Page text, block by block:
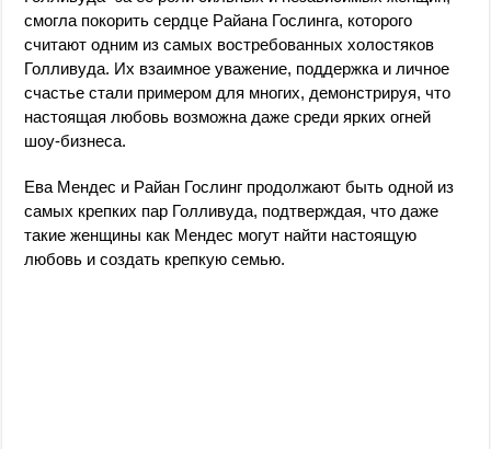
смогла покорить сердце Райана Гослинга, которого
считают одним из самых востребованных холостяков
Голливуда. Их взаимное уважение, поддержка и личное
счастье стали примером для многих, демонстрируя, что
настоящая любовь возможна даже среди ярких огней
шоу-бизнеса.
Ева Мендес и Райан Гослинг продолжают быть одной из
самых крепких пар Голливуда, подтверждая, что даже
такие женщины как Мендес могут найти настоящую
любовь и создать крепкую семью.